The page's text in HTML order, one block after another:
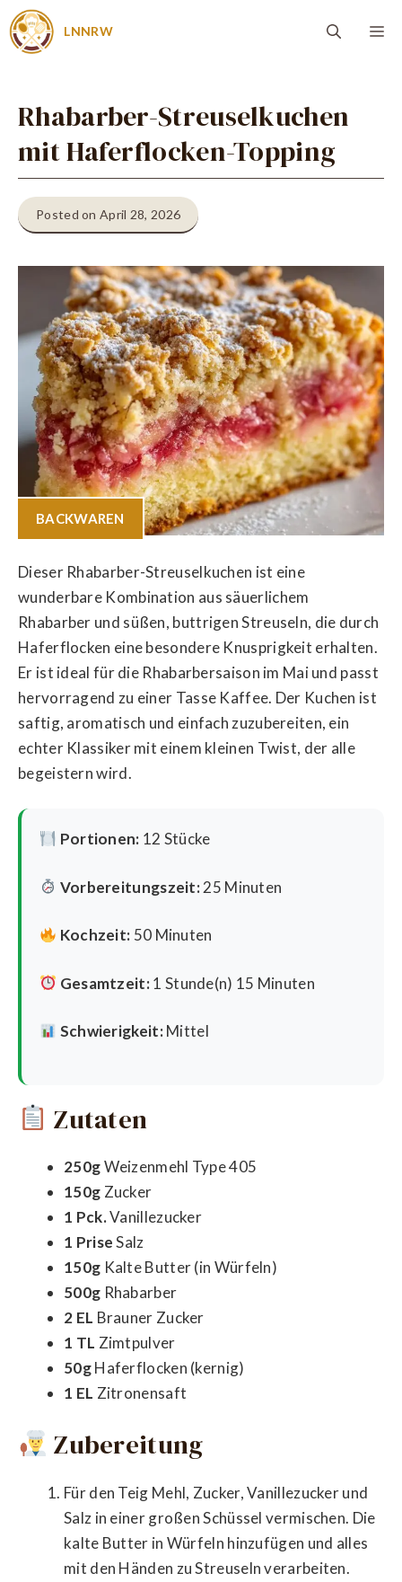
Zum
Inhalt
LNNRW
Rhabarber-Streuselkuchen
mit Haferflocken-Topping
Posted on April 28, 2026
BACKWAREN
Dieser Rhabarber-Streuselkuchen ist eine
wunderbare Kombination aus säuerlichem
Rhabarber und süßen, buttrigen Streuseln, die durch
Haferflocken eine besondere Knusprigkeit erhalten.
Er ist ideal für die Rhabarbersaison im Mai und passt
hervorragend zu einer Tasse Kaffee. Der Kuchen ist
saftig, aromatisch und einfach zuzubereiten, ein
echter Klassiker mit einem kleinen Twist, der alle
begeistern wird.
Portionen: 12 Stücke
Vorbereitungszeit:25 Minuten
Kochzeit: 50 Minuten
Gesamtzeit:1 Stunde(n) 15 Minuten
Schwierigkeit:Mittel
Zutaten
250gWeizenmehl Type 405
150g Zucker
1 Pck.Vanillezucker
1 PriseSalz
150g Kalte Butter (in Würfeln)
500g Rhabarber
2 EL Brauner Zucker
1 TL Zimtpulver
50gHaferflocken (kernig)
1 EL Zitronensaft
Zubereitung
Für den Teig Mehl, Zucker, Vanillezucker und
Salz in einer großen Schüssel vermischen. Die
kalte Butter in Würfeln hinzufügen und alles
mit den Händen zu Streuseln verarbeiten.